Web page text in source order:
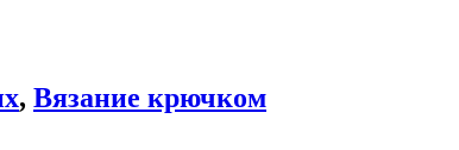
, Вязание крючком